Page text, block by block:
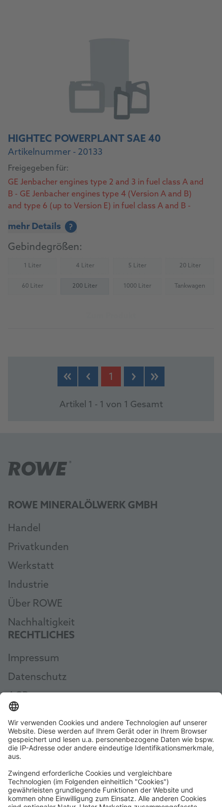
HIGHTEC POWERPLANT SAE 40
Artikelnummer - 20133
Freigegeben für:
GE Jenbacher engines type 2 and 3 in fuel class A and
B - GE Jenbacher engines type 4 (Version A and B)
and type 6 (up to Version E) in fuel class A and B -
mehr Details ?
Gebindegrößen:
1 Liter(Nicht verfügbar) 4 Liter
(Nicht verfügbar)5 Liter(Nicht verfügbar)20 Liter
(Nicht
60 Liter
(Nicht verfügbar)200 Liter 1000 Liter(Nicht verfügbar)Tankwagen
(Nicht
1
Artikel 1 - 1 von 1 Gesamt
ROWE MINERALÖLWERK GMBH
Handel
Privatkunden
Werkstatt
Industrie
Über ROWE
Nachhaltigkeit
RECHTLICHES
Impressum
Datenschutz
AGB
Widerruf erklären
AEB
Whistleblowing
Code of Conduct
Erklärung zur Barrierefreiheit
ROWE SOCIAL